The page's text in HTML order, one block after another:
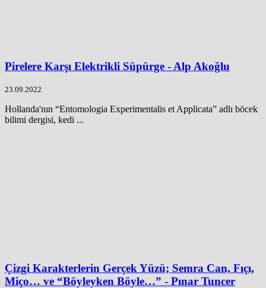
Pirelere Karşı Elektrikli Süpürge - Alp Akoğlu
23.09.2022
Hollanda'nın “Entomologia Experimentalis et Applicata” adlı böcek
bilimi dergisi, kedi ...
Çizgi Karakterlerin Gerçek Yüzü; Semra Can, Fıçı,
Miço… ve “Böyleyken Böyle…” - Pınar Tuncer